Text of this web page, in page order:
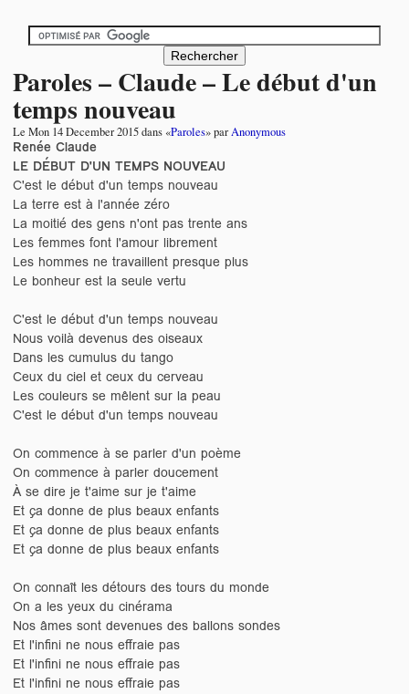
Paroles – Claude – Le début d'un
temps nouveau
Le Mon 14 December 2015dans «Paroles» parAnonymous
Renée Claude
LE DÉBUT D'UN TEMPS NOUVEAU
C'est le début d'un temps nouveau
La terre est à l'année zéro
La moitié des gens n'ont pas trente ans
Les femmes font l'amour librement
Les hommes ne travaillent presque plus
Le bonheur est la seule vertu
C'est le début d'un temps nouveau
Nous voilà devenus des oiseaux
Dans les cumulus du tango
Ceux du ciel et ceux du cerveau
Les couleurs se mêlent sur la peau
C'est le début d'un temps nouveau
On commence à se parler d'un poème
On commence à parler doucement
À se dire je t'aime sur je t'aime
Et ça donne de plus beaux enfants
Et ça donne de plus beaux enfants
Et ça donne de plus beaux enfants
On connaît les détours des tours du monde
On a les yeux du cinérama
Nos âmes sont devenues des ballons sondes
Et l'infini ne nous effraie pas
Et l'infini ne nous effraie pas
Et l'infini ne nous effraie pas